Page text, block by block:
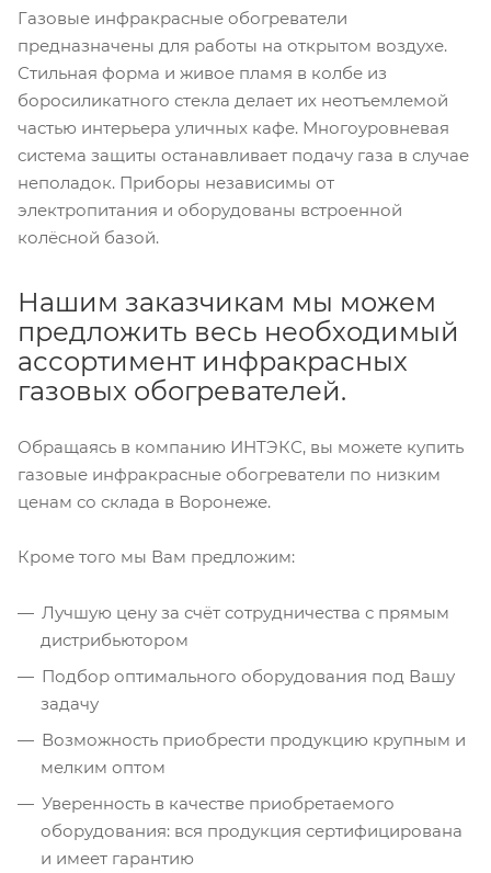
Газовые инфракрасные обогреватели
предназначены для работы на открытом воздухе.
Стильная форма и живое пламя в колбе из
боросиликатного стекла делает их неотъемлемой
частью интерьера уличных кафе. Многоуровневая
система защиты останавливает подачу газа в случае
неполадок. Приборы независимы от
электропитания и оборудованы встроенной
колёсной базой.
Нашим заказчикам мы можем
предложить весь необходимый
ассортимент инфракрасных
газовых обогревателей.
Обращаясь в компанию ИНТЭКС, вы можете купить
газовые инфракрасные обогреватели по низким
ценам со склада в Воронеже.
Кроме того мы Вам предложим:
Лучшую цену за счёт сотрудничества с прямым
дистрибьютором
Подбор оптимального оборудования под Вашу
задачу
Возможность приобрести продукцию крупным и
мелким оптом
Уверенность в качестве приобретаемого
оборудования: вся продукция сертифицирована
и имеет гарантию